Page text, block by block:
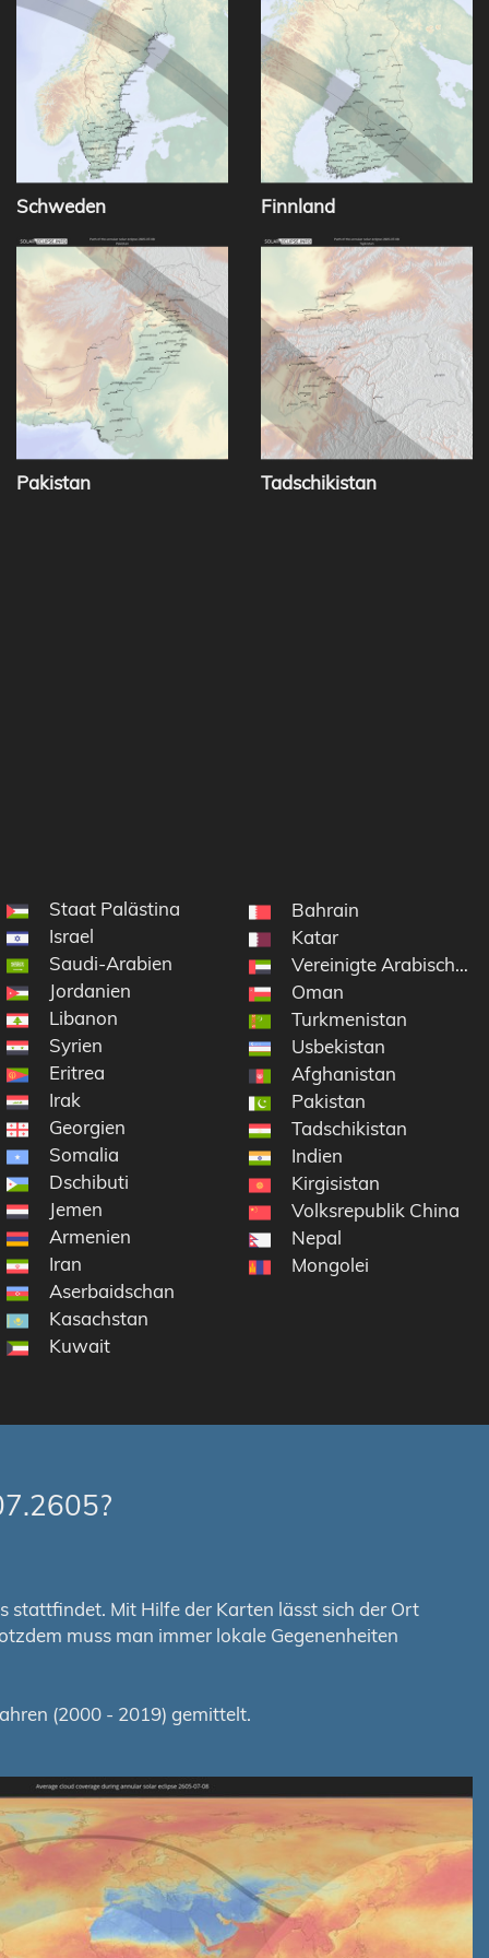
Schweden Finnland
Pakistan Tadschikistan
Staat Palästina
Israel
Saudi-Arabien
Jordanien
Libanon
Syrien
Eritrea
Irak
Georgien
Somalia
Dschibuti
Jemen
Armenien
Iran
Aserbaidschan
Kasachstan
Kuwait
Bahrain
Katar
Vereinigte Arabische
Oman
Turkmenistan
Usbekistan
Afghanistan
Pakistan
Tadschikistan
Indien
Kirgisistan
Volksrepublik China
Nepal
Mongolei
stattfindet. Mit Hilfe der Karten lässt sich der Ort
muss man immer lokale Gegenenheiten
(2000 - 2019) gemittelt.